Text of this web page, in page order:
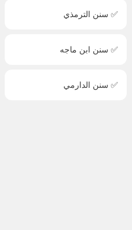
✅ سنن الترمذي
✅ سنن ابن ماجه
✅ سنن الدارمي